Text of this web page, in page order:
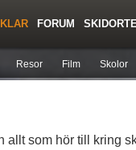
Resor Film Skolor
FORUM
allt som hör till kring